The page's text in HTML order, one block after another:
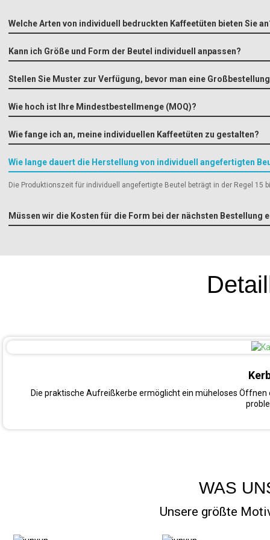
Dichtungs- und
Vorteil: Gewährleistet
Leckagen und
Welche Arten von individuell bedruckten Kaffeetüten bieten Sie
Kann ich Größe und Form der Beutel individuell anpassen?
Stellen Sie Muster zur Verfügung, bevor man eine
Wie hoch ist Ihre Mindestbestellmenge (MOQ)?
Wie fange ich an, meine individuellen Kaffeetüten zu gestalten?
Wie lange dauert die Herstellung von individuell angefertigten
Die Produktionszeit für individuell angefertigte Beutel beträgt in der Regel 15
Müssen wir die Kosten für die Form bei der nächsten Bestellung
Die praktische Aufreißkerbe ermöglicht ein müheloses
WAS
Unsere größte